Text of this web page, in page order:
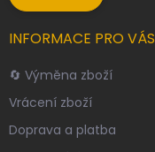
INFORMACE PRO VÁS
🔄 Výměna zboží
Vrácení zboží
Doprava a platba